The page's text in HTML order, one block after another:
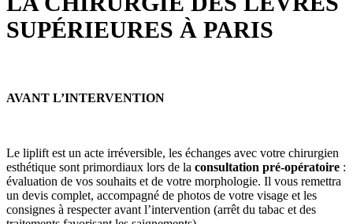
SUPÉRIEURES À PARIS
AVANT L’INTERVENTION
Le liplift est un acte irréversible, les échanges avec votre chirurgien
esthétique sont primordiaux lors de la consultation pré-opératoire :
évaluation de vos souhaits et de votre morphologie. Il vous remettra
un devis complet, accompagné de photos de votre visage et les
consignes à respecter avant l’intervention (arrêt du tabac et des